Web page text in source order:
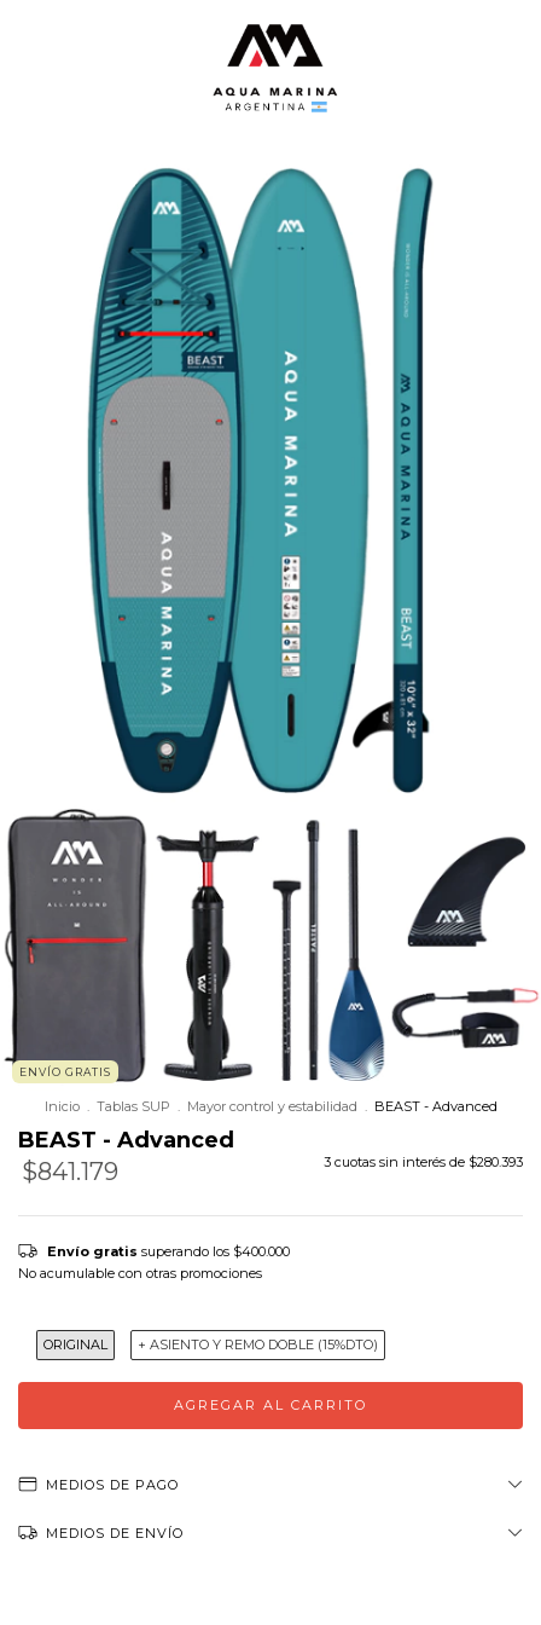
ENVÍO GRATIS
Inicio . Tablas SUP . Mayor control y estabilidad . BEAST - Advanced
BEAST - Advanced
$841.179 3 cuotas sin interés de $280.393
$695.189,26
Envío gratis superando los $400.000
No acumulable con otras promociones
ORIGINAL + ASIENTO Y REMO DOBLE (15%DTO)
MEDIOS DE PAGO
MEDIOS DE ENVÍO